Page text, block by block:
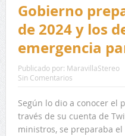
Gobierno
de 2024 y los
emergencia
Publicado por: MaravillaStereo
Sin Comentarios
Según lo dio a conocer el
través de su cuenta de
ministros, se preparaba